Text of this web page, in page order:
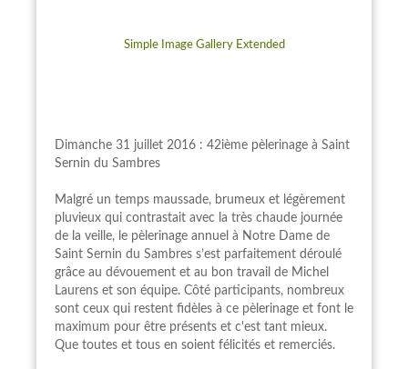
Simple Image Gallery Extended
Dimanche 31 juillet 2016 : 42ième pèlerinage à Saint
Sernin du Sambres
Malgré un temps maussade, brumeux et légèrement
pluvieux qui contrastait avec la très chaude journée
de la veille, le pèlerinage annuel à Notre Dame de
Saint Sernin du Sambres s’est parfaitement déroulé
grâce au dévouement et au bon travail de Michel
Laurens et son équipe. Côté participants, nombreux
sont ceux qui restent fidèles à ce pèlerinage et font le
maximum pour être présents et c'est tant mieux.
Que toutes et tous en soient félicités et remerciés.